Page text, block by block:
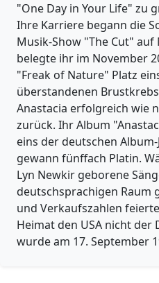
"One Day in Your Life" zu
Ihre Karriere begann die
Musik-Show "The Cut" auf
belegte ihr im November
"Freak of Nature" Platz
überstandenen
Anastacia erfolgreich wie
zurück. Ihr Album
eins der deutschen
gewann fünffach Platin.
Lyn Newkir geborene
deutschsprachigen Raum
und Verkaufszahlen
Heimat den USA nicht der
wurde am 17. September